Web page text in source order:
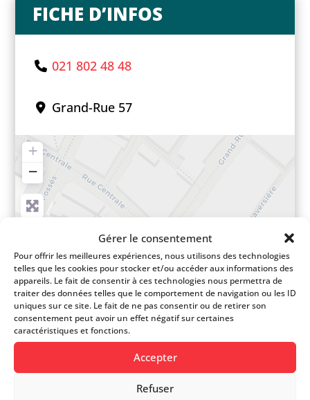
Gérer le consentement
Pour offrir les meilleures expériences, nous utilisons des technologies
telles que les cookies pour stocker et/ou accéder aux informations des
appareils. Le fait de consentir à ces technologies nous permettra de
traiter des données telles que le comportement de navigation ou les ID
uniques sur ce site. Le fait de ne pas consentir ou de retirer son
consentement peut avoir un effet négatif sur certaines
caractéristiques et fonctions.
Accepter
Refuser
FICHE D’INFOS
021 802 48 48
Grand-Rue 57
+
−